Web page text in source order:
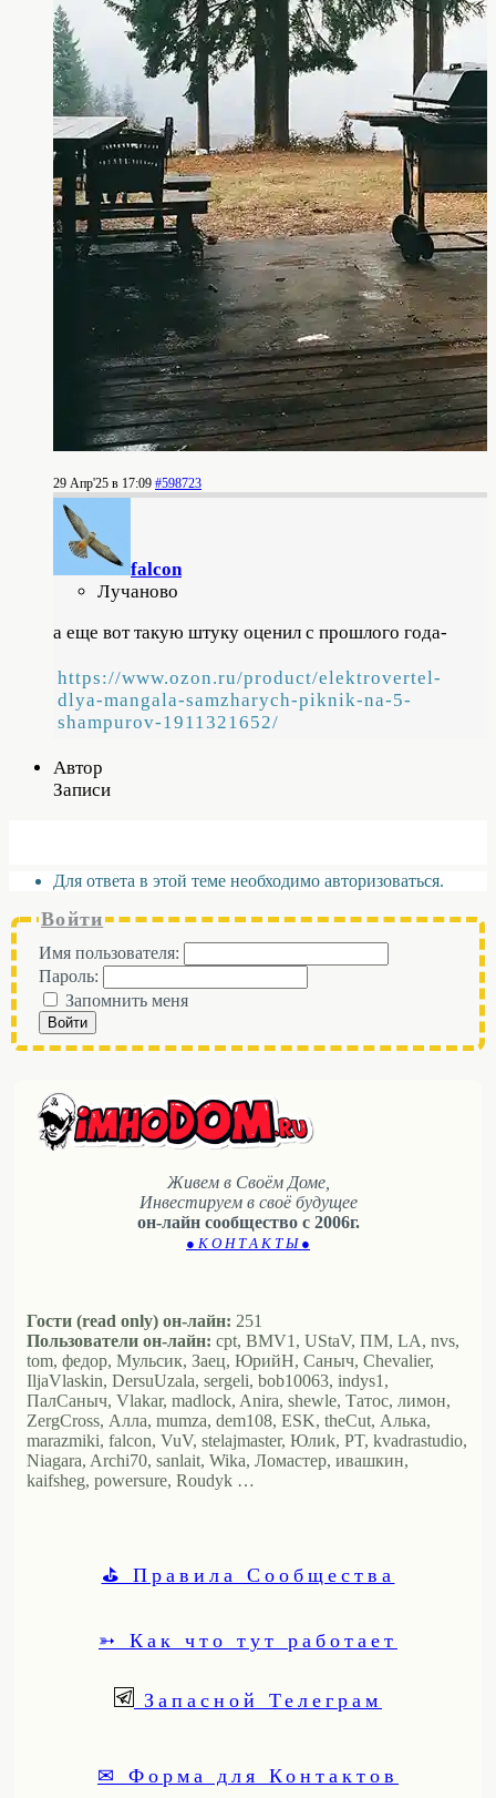
29 Апр'25 в 17:09 #598723
falcon
Лучаново
а еще вот такую штуку оценил с прошлого года-
https://www.ozon.ru/product/elektrovertel-
dlya-mangala-samzharych-piknik-na-5-
shampurov-1911321652/
Автор
Записи
Для ответа в этой теме необходимо авторизоваться.
Войти
Имя пользователя:
Пароль:
Запомнить меня
Войти
Живем в Своём Доме,
Инвестируем в своё будущее
он-лайн сообщество с 2006г.
● К О Н Т А К Т Ы ●
Гости (read only) он-лайн: 251
Пользователи он-лайн: cpt, BMV1, UStaV, ПМ, LA, nvs,
tom, федор, Мульсик, Заец, ЮрийН, Саныч, Chevalier,
IljaVlaskin, DersuUzala, sergeli, bob10063, indys1,
ПалСаныч, Vlakar, madlock, Anira, shewle, Татос, лимон,
ZergCross, Алла, mumza, dem108, ESK, theCut, Алька,
marazmiki, falcon, VuV, stelajmaster, Юлиk, PT, kvadrastudio,
Niagara, Archi70, sanlait, Wika, Ломастер, ивашкин,
kaifsheg, powersure, Roudyk …
⛳ Правила Сообщества
➳ Как что тут работает
Запасной Телеграм
✉ Форма для Контактов